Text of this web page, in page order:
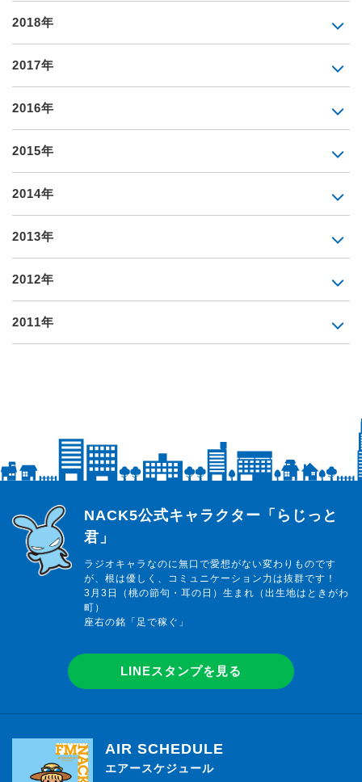
2018年
2017年
2016年
2015年
2014年
2013年
2012年
2011年
らじっと君
NACK5公式キャラクター「らじっと
君」
ラジオキャラなのに無口で愛想がない変わりものです
が、根は優しく、コミュニケーション力は抜群です！
3月3日（桃の節句・耳の日）生まれ（出生地はときがわ
町）
座右の銘「足で稼ぐ」
LINEスタンプを見る
AIR SCHEDULE
エアースケジュール